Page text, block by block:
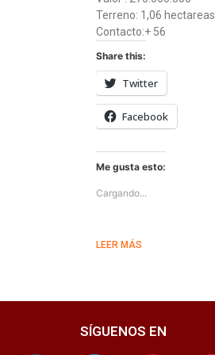
Terreno: 1,06 hectareas
Contacto:+ 56
Share this:
Twitter
Facebook
Me gusta esto:
Cargando...
LEER MÁS
SÍGUENOS EN